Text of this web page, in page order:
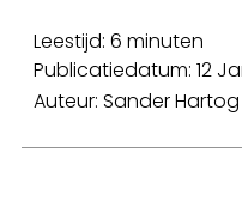
Leestijd: 6 minuten
Publicatiedatum: 12
Auteur: Sander Hartog